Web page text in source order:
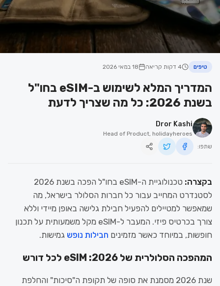
טיפים 4 דקות קריאה 18 במאי 2026
המדריך המלא לשימוש ב-eSIM בחו"ל
בשנת 2026: כל מה שצריך לדעת
Dror Kashi
Head of Product, holidayheroes
שתפו:
בקצרה:
טכנולוגיית ה-eSIM בחו"ל הפכה בשנת 2026
לסטנדרט המחייב עבור כל חברות הסלולר בישראל, מה
שמאפשר למטיילים להפעיל חבילת גלישה באופן מיידי וללא
צורך בכרטיס פיזי. המעבר ל-eSIM מקל משמעותית על תכנון
חופשות, במיוחד כאשר מזמינים חבילות נופש גמישות.
המהפכה הסלולרית של 2026: eSIM לכל דורש
שנת 2026 מסמנת את סופה של תקופת ה"סיכות" והחלפת